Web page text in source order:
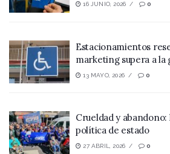
16 JUNIO, 2026 0
Estacionamientos
marketing supera a la
13 MAYO, 2026 0
Crueldad y
política de estado
27 ABRIL, 2026 0